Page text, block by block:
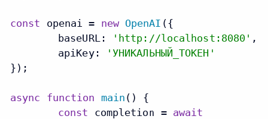
const openai = new OpenAI ({
baseURL : 'http://localhost:8080' ,
apiKey:
'УНИКАЛЬНЫЙ_ТОКЕН'
});
async function main ( ) {
const completion = await